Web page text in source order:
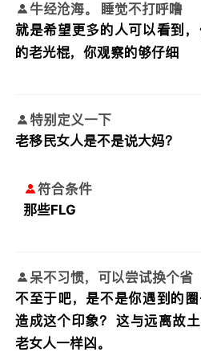
牛经沧海。 睡觉不打呼噜
就是希望更多的人可以看到
的老光棍，你观察的够仔细
特别定义一下
老移民女人是不是说大妈？
符合条件
那些FLG
呆不习惯，可以尝试换个省
不至于吧，是不是你遇到的
造成这个印象？ 这与远离故
老女人一样凶。